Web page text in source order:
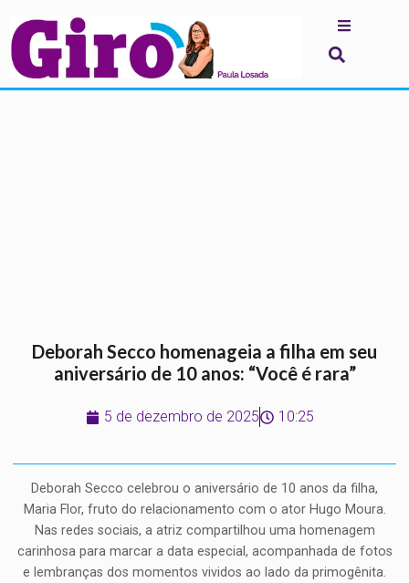
Deborah Secco homenageia a filha em seu
aniversário de 10 anos: “Você é rara”
5 de dezembro de 2025 10:25
Deborah Secco celebrou o aniversário de 10 anos da filha,
Maria Flor, fruto do relacionamento com o ator Hugo Moura.
Nas redes sociais, a atriz compartilhou uma homenagem
carinhosa para marcar a data especial, acompanhada de fotos
e lembranças dos momentos vividos ao lado da primogênita.